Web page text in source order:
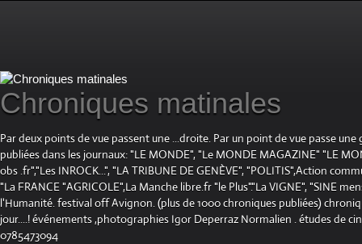
Chroniques matinales
Par deux points de vue passent une ...droite. Par un point de vue passe
publiées dans les journaux: "LE MONDE", "Le MONDE MAGAZINE" "LE
obs .fr","Les INROCK...", "LA TRIBUNE DE GENÈVE", "POLITIS",Action
"La FRANCE "AGRICOLE",La Manche libre.fr "le Plus"."La VIGNE", "SINE
l'Humanité. festival off Avignon. (plus de 1000 chroniques publiées)
jour....! événements ,photographies Igor Deperraz Normalien . études de
0785473094